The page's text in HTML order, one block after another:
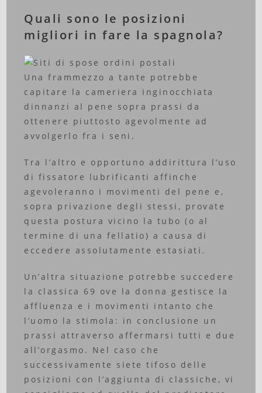
Quali sono le posizioni
migliori in fare la spagnola?
Una frammezzo a tante potrebbe
capitare la cameriera inginocchiata
dinnanzi al pene sopra prassi da
ottenere piuttosto agevolmente ad
avvolgerlo fra i seni.
Tra l’altro e opportuno addirittura l’uso
di fissatore lubrificanti affinche
agevoleranno i movimenti del pene e,
sopra privazione degli stessi, provate
questa postura vicino la tubo (o al
termine di una fellatio) a causa di
eccedere assolutamente estasiati.
Un’altra situazione potrebbe succedere
la classica 69 ove la donna gestisce la
affluenza e i movimenti intanto che
l’uomo la stimola: in conclusione un
prassi attraverso affermarsi tutti e due
all’orgasmo. Nel caso che
successivamente siete tifoso delle
posizioni con l’aggiunta di classiche, vi